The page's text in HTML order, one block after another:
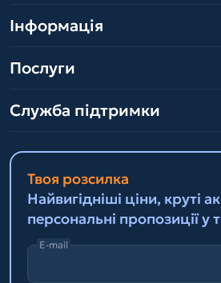
Інформація
Послуги
Служба підтримки
Твоя розсилка
Найвигідніші ціни, круті
персональні пропозиції у
E-mail